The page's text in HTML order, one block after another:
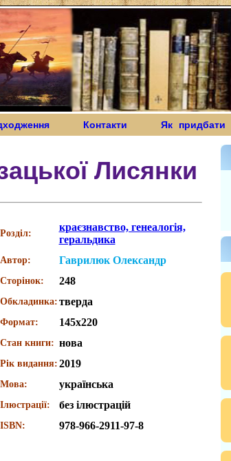
Контакти Як придбати
Лисянки
Розділ:
краєзнавство, генеалогія,
геральдика
Автор: Гаврилюк Олександр
Сторінок: 248
Обкладинка: тверда
Формат: 145х220
Стан книги: нова
Рік видання: 2019
Мова: українська
Ілюстрації: без ілюстрацій
ISBN: 978-966-2911-97-8